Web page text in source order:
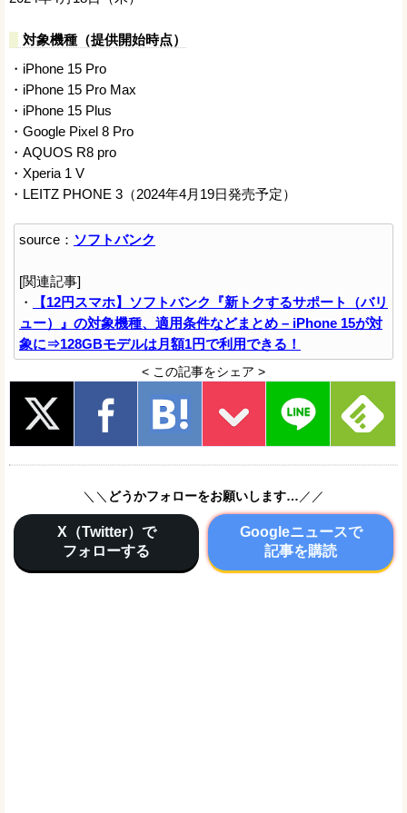
対象機種（提供開始時点）
・iPhone 15 Pro
・iPhone 15 Pro Max
・iPhone 15 Plus
・Google Pixel 8 Pro
・AQUOS R8 pro
・Xperia 1 V
・LEITZ PHONE 3（2024年4月19日発売予定）
source： ソフトバンク
[関連記事]
・
【12円スマホ】ソフトバンク『新トクするサポート（バリ
ュー）』の対象機種、適用条件などまとめ – iPhone 15が対
象に⇒128GBモデルは月額1円で利用できる！
< この記事をシェア >
＼＼ どうかフォローをお願いします… ／／
X（Twitter）で
フォローする
Googleニュースで
記事を購読